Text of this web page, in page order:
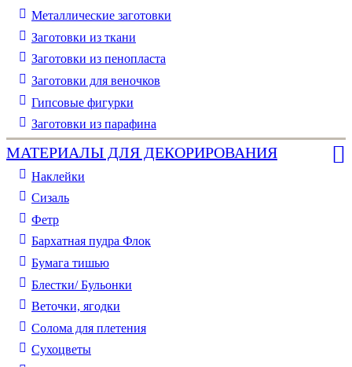
Металлические заготовки
Заготовки из ткани
Заготовки из пенопласта
Заготовки для веночков
Гипсовые фигурки
Заготовки из парафина
МАТЕРИАЛЫ ДЛЯ ДЕКОРИРОВАНИЯ
Наклейки
Сизаль
Фетр
Бархатная пудра Флок
Бумага тишью
Блестки/ Бульонки
Веточки, ягодки
Солома для плетения
Cухоцветы